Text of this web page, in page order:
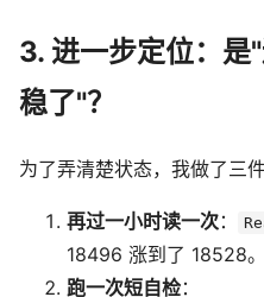
3. 进一步定位：是
稳了"？
为了弄清楚状态，我做了三件
再过一小时读一次：
18496 涨到了 18528。
跑一次短自检：